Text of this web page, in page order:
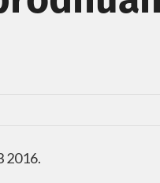
2016.